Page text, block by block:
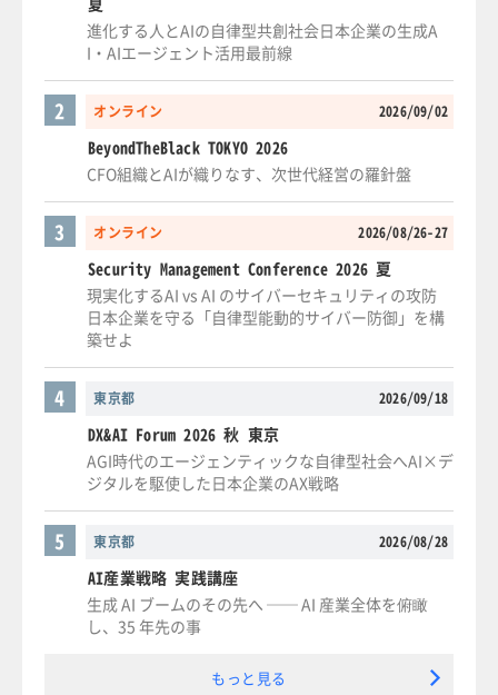
進化する人とAIの自律型共創社会日本企業の生成A
I・AIエージェント活用最前線
オンライン 2026/09/02
2
BeyondTheBlack TOKYO 2026
CFO組織とAIが織りなす、次世代経営の羅針盤
オンライン 2026/08/26-27
3
Security Management Conference 2026 夏
現実化するAI vs AI のサイバーセキュリティの攻防
日本企業を守る「自律型能動的サイバー防御」を構
築せよ
東京都 2026/09/18
4
DX&AI Forum 2026 秋 東京
AGI時代のエージェンティックな自律型社会へAI×デ
ジタルを駆使した日本企業のAX戦略
東京都 2026/08/28
5
AI産業戦略 実践講座
生成 AI ブームのその先へ ── AI 産業全体を俯瞰
し、35 年先の事
もっと見る